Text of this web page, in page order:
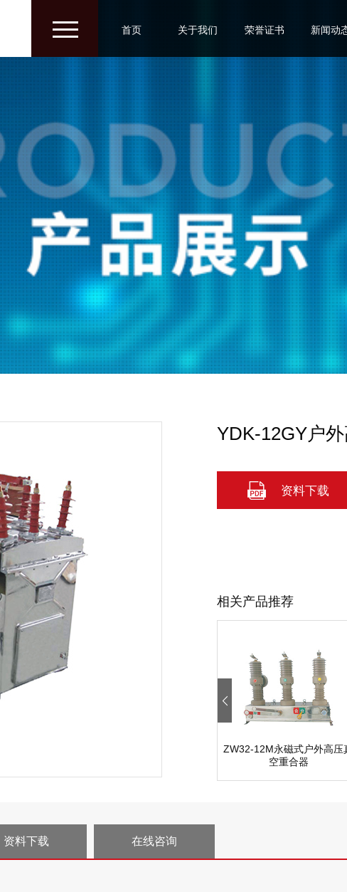
首页 关于我们 荣誉证书 新闻动
YDK-12GY户
资料下载
相关产品推荐
ZW32-12M永磁式户外高压
空重合器
资料下载 在线咨询